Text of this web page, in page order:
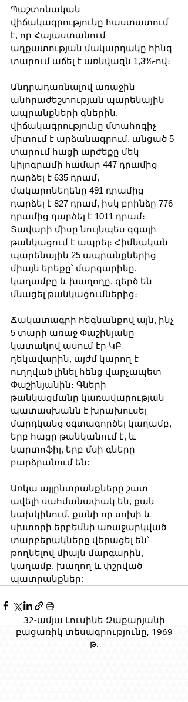
Պաշտոնական
վիճակագրությունը հաստատում
է, որ Հայաստանում
աղքատության մակարդակը հինգ
տարում աճել է առնվազն 1,3%-ով։
Անդրադառնալով առաջին
անհրաժեշտության պարենային
ապրանքների գներին,
վիճակագրությունը մտահոգիչ
միտում է արձանագրում. անցած 5
տարում հացի արժեքը մեկ
կիլոգրամի համար 447 դրամից
դարձել է 635 դրամ,
մակարոնեղենը 491 դրամից
դարձել է 827 դրամ, իսկ բրինձը 776
դրամից դարձել է 1011 դրամ։
Տավարի միսը նույնպես զգալի
թանկացում է ապրել։ Հիմնական
պարենային 25 ապրանքներից
միայն երեքը՝ մարգարինը,
կաղամբը և խաղողը, զերծ են
մնացել թանկացումներից։
Ճակատագրի հեգնանքով այն, ինչ
5 տարի առաջ Փաշինյանը
կատակով ասում էր ԿԲ
ղեկավարին, այժմ կարող է
ուղղված լինել հենց վարչապետ
Փաշինյանին։ Գների
թանկացմանը կառավարության
պատասխանն է խրախուսել
մարդկանց օգտագործել կաղամբ,
երբ հացը թանկանում է, և
կարտոֆիլ, երբ մսի գները
բարձրանում են:
Առկա այլընտրանքները շատ
ավելի սահմանափակ են, քան
նախկինում, քանի որ սոխի և
սխտորի երբեմնի առաջարկված
տարբերակները վերացել են՝
թողնելով միայն մարգարին,
կաղամբ, խաղող և փշրված
պատրանքներ:
32-ամյա Լուսինե Զաքարյանի
բացառիկ տեսագրությունը, 1969
թ.